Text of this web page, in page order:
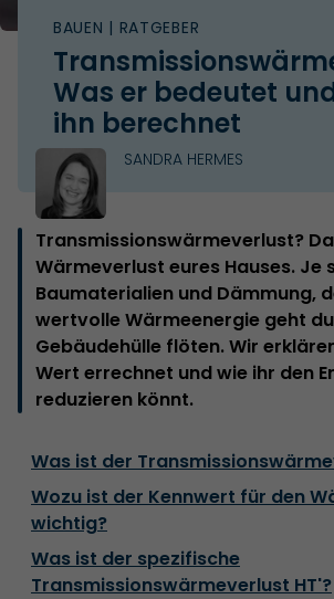
BAUEN | RATGEBER
Was er bedeutet
ihn berechnet
SANDRA HERMES
Transmissionswärmeverlust?
Wärmeverlust eures Hauses. Je
Baumaterialien und Dämmung,
wertvolle Wärmeenergie geht
Gebäudehülle flöten. Wir
Wert errechnet und wie ihr den
reduzieren könnt.
Was ist der
Wozu ist der Kennwert für den
wichtig?
Was ist der spezifische
Transmissionswärmeverlust HT'?